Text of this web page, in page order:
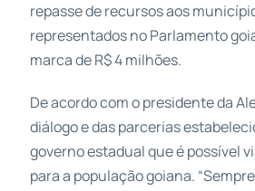
repasse de recursos aos
representados no Parlamento
marca de R$ 4 milhões.
De acordo com o presidente da
diálogo e das parcerias
governo estadual que é possível
para a população goiana.